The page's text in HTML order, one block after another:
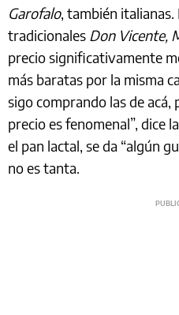
Garofalo, también italianas.
tradicionales Don Vicente,
precio significativamente
más baratas por la misma
sigo comprando las de acá,
precio es fenomenal”, dice
el pan lactal, se da “algún
no es tanta.